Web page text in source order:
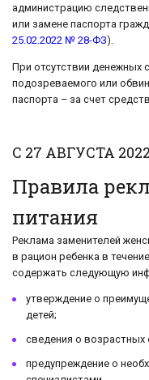
администрацию
или замене паспорта
25.02.2022 № 28-ФЗ).
При отсутствии денежных
подозреваемого или
паспорта – за счет
С 27 АВГУСТА 2022
Правила
питания
Реклама заменителей
в рацион ребенка в
содержать следующую
утверждение о
детей;
сведения о возрастных
предупреждение о